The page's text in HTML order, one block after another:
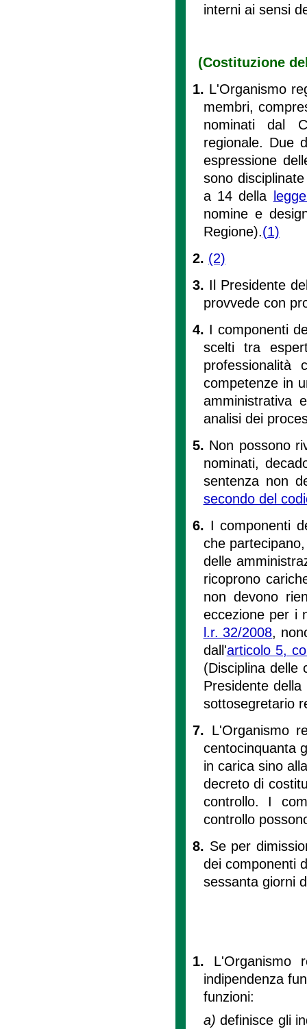
interni ai sensi
(Costituzione
1. L'Organismo
membri,
nominati dal
regionale. Due
espressione
sono
a 14 della
nomine e
Regione).(1)
2. (2)
3. Il Presidente
provvede con
4. I componenti
scelti tra
competenze in
amministrativa
analisi dei
5. Non possono
nominati,
sentenza non
secondo del
6. I componenti
che
delle
ricoprono
non devono
eccezione per i
l.r. 32/2008,
dall'articolo 5,
(Disciplina delle
Presidente
sottosegretario
7. L'Organismo
centocinquanta
in carica sino
decreto di
controllo. I
controllo
8. Se per
dei componenti
sessanta giorni
1. L'Organismo
indipendenza
funzioni:
a)definisce gli